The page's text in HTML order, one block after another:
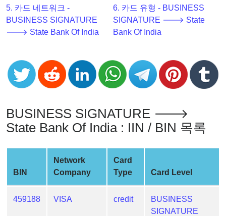
BIN
CC
Generator
Credit
Validator
Credit
Card
Generator
Credit
Card
Generator
5. 카드 네트워크 -
BUSINESS SIGNATURE
🡒 State Bank Of India
6. 카드 유형 - BUSINESS
SIGNATURE 🡒 State
Bank Of India
BUSINESS SIGNATURE 🡒
State Bank Of India : IIN / BIN 목록
BIN
Network
Company
Card
Type
Card Level
459188 VISA credit
BUSINESS
SIGNATURE